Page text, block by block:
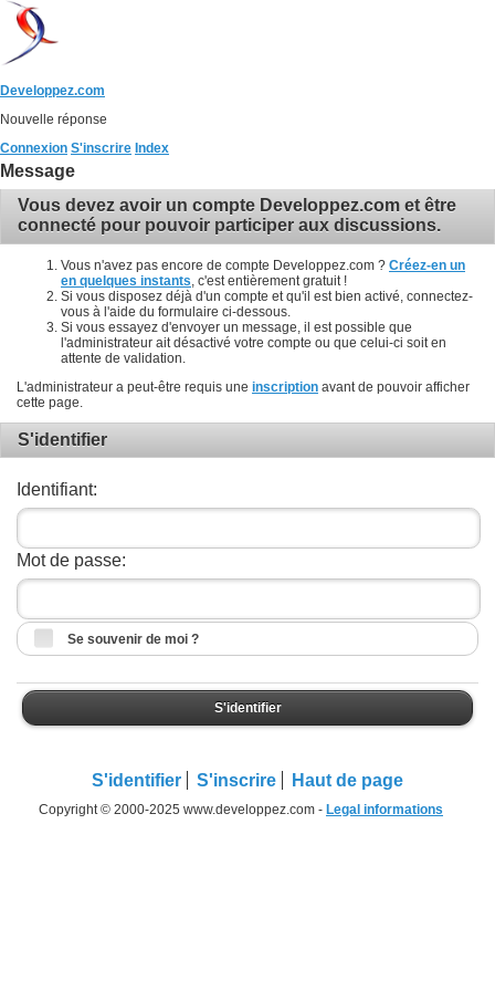
Developpez.com
Nouvelle réponse
Connexion S'inscrire Index
Message
Vous devez avoir un compte Developpez.com et être
connecté pour pouvoir participer aux discussions.
Vous n'avez pas encore de compte Developpez.com ? Créez-en un
en quelques instants , c'est entièrement gratuit !
Si vous disposez déjà d'un compte et qu'il est bien activé, connectez-
vous à l'aide du formulaire ci-dessous.
Si vous essayez d'envoyer un message, il est possible que
l'administrateur ait désactivé votre compte ou que celui-ci soit en
attente de validation.
L'administrateur a peut-être requis une inscription avant de pouvoir afficher
cette page.
S'identifier
Identifiant:
Mot de passe:
Se souvenir de moi ?
S'identifier
S'identifier S'inscrire Haut de page
Copyright © 2000-2025 www.developpez.com - Legal informations